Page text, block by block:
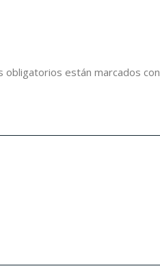
obligatorios están marcados con